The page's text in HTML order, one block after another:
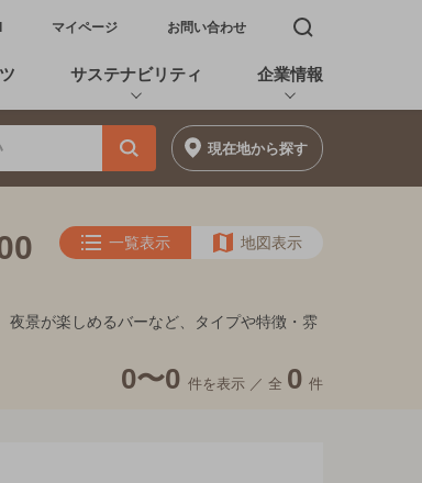
新しいウィンドウで開く
マイページ お問い合わせ 検索窓を開く
サステナビリティ 企業情報
現在地から探す
一覧表示 地図表示
景が楽しめるバーなど、タイプや特徴・雰
0〜0 件を表示 ／ 全 0 件